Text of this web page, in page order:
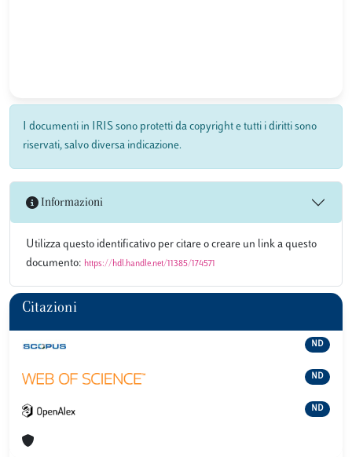
I documenti in IRIS sono protetti da copyright e tutti i diritti sono
riservati, salvo diversa indicazione.
Informazioni
Utilizza questo identificativo per citare o creare un link a questo
documento: https://hdl.handle.net/11385/174571
Citazioni
ND
ND
ND